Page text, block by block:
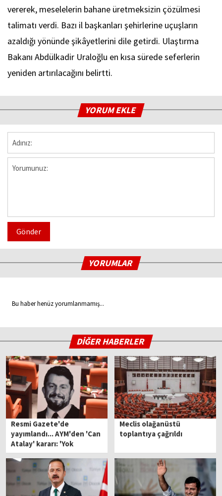
vererek, meselelerin bahane üretmeksizin çözülmesi
talimatı verdi. Bazı il başkanları şehirlerine uçuşların
azaldığı yönünde şikâyetlerini dile getirdi. Ulaştırma
Bakanı Abdülkadir Uraloğlu en kısa sürede seferlerin
yeniden artırılacağını belirtti.
YORUM EKLE
Gönder
YORUMLAR
Bu haber henüz yorumlanmamış...
DİĞER HABERLER
Resmi Gazete'de
yayımlandı... AYM'den 'Can
Atalay' kararı: 'Yok
hükmündedir'
Meclis olağanüstü
toplantıya çağrıldı